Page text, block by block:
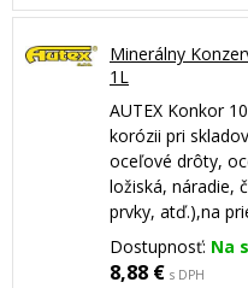
Minerálny
1L
AUTEX Konkor
korózii pri
oceľové drôty,
ložiská, náradie,
prvky, atď.),na
Dostupnosť: Na
8,88 € s DPH